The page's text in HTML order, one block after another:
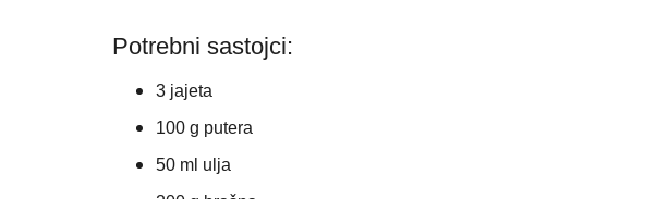
Potrebni sastojci:
3 jajeta
100 g putera
50 ml ulja